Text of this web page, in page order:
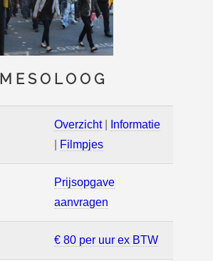
MESOLOOG
Overzicht|
Informatie
Filmpjes
Prijsopgave
aanvragen
€ 80 per uur ex BTW